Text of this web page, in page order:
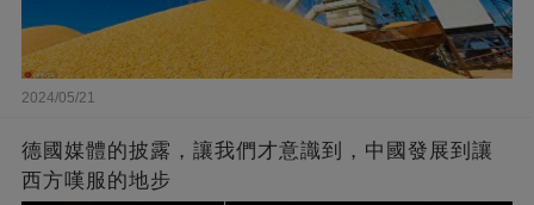
2024/05/21
德國媒體的披露，讓我們才意識到，中國發展到讓
西方嘆服的地步